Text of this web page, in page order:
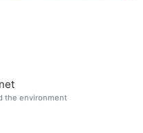
the environment